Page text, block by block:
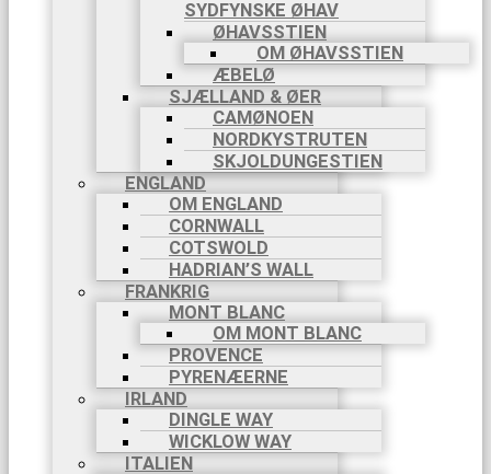
SYDFYNSKE ØHAV
ØHAVSSTIEN
OM ØHAVSSTIEN
ÆBELØ
SJÆLLAND & ØER
CAMØNOEN
NORDKYSTRUTEN
SKJOLDUNGESTIEN
ENGLAND
OM ENGLAND
CORNWALL
COTSWOLD
HADRIAN’S WALL
FRANKRIG
MONT BLANC
OM MONT BLANC
PROVENCE
PYRENÆERNE
IRLAND
DINGLE WAY
WICKLOW WAY
ITALIEN